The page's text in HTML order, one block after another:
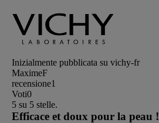
Inizialmente pubblicata su vichy-fr
MaximeF
recensione1
Voti0
5 su 5 stelle.
Efficace et doux pour la peau !